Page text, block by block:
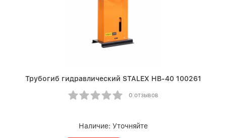
Трубогиб гидравлический STALEX HB-40 100261
0 отзывов
Наличие: Уточняйте